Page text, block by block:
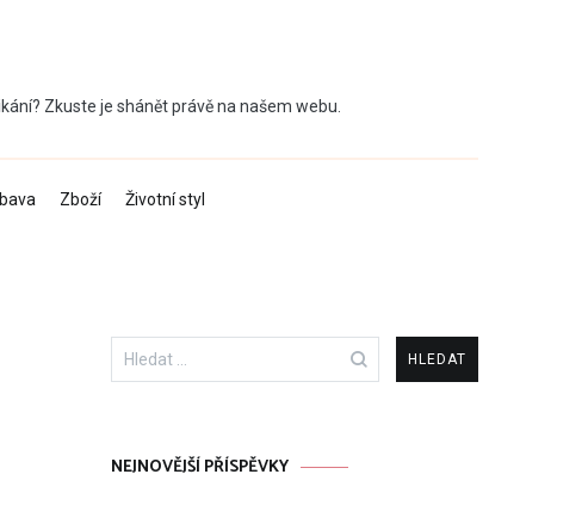
Zkuste je shánět právě na našem webu.
Zboží Životní styl
Vyhledávání
NEJNOVĚJŠÍ PŘÍSPĚVKY